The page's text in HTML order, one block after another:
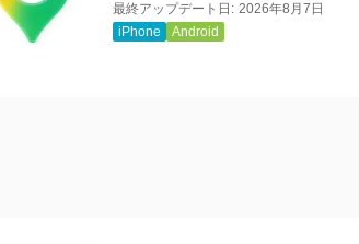
最終アップデート日: 2026年8月7日
iPhone
Android